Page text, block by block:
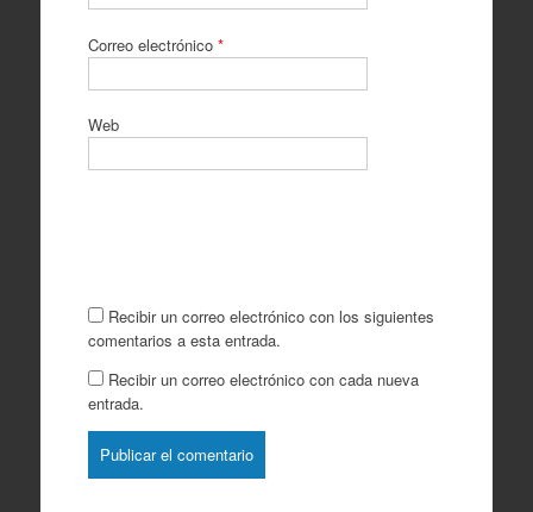
Correo electrónico *
Web
Recibir un correo electrónico con los siguientes
comentarios a esta entrada.
Recibir un correo electrónico con cada nueva
entrada.